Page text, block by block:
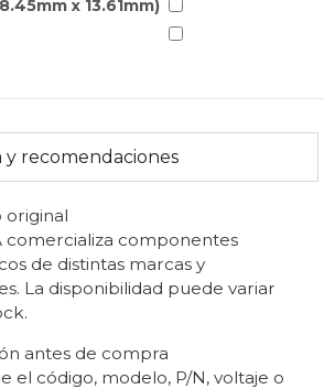
x 13.61mm)
y recomendaciones
original
comercializa componentes
de distintas marcas y
La disponibilidad puede variar
antes de compra
el código, modelo, P/N, voltaje o